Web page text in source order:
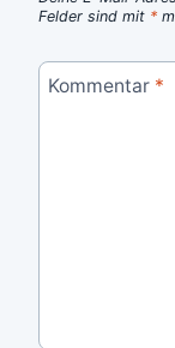
Felder sind mit *
Kommentar *